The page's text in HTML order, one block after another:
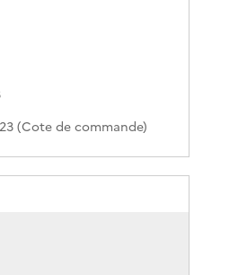
(Cote de commande)